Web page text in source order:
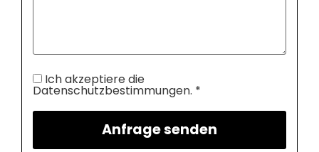
Ich akzeptiere die
Datenschutzbestimmungen. *